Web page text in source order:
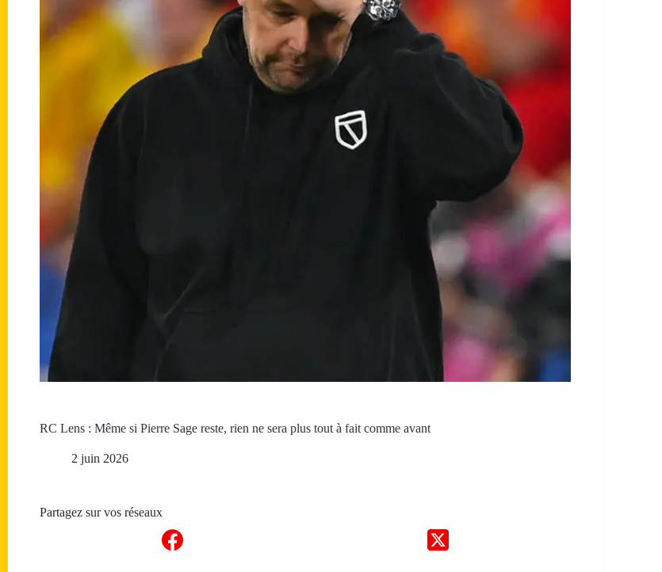
RC Lens : Même si Pierre Sage reste, rien ne sera plus tout à fait comme avant
2 juin 2026
Partagez sur vos réseaux